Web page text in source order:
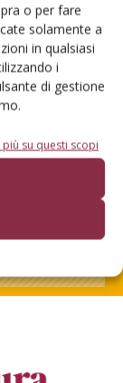
o per fare
solamente a
in qualsiasi
i
di gestione
su questi scopi